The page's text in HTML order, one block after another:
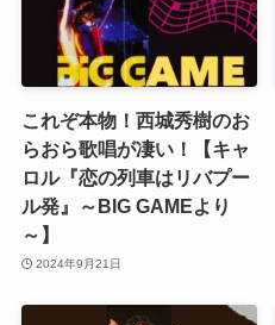
これぞ本物！西城秀樹のお
らおら歌唱が凄い！【キャ
ロル『恋の列車はリバプー
ル発』～BIG GAMEより
～】
2024年9月21日